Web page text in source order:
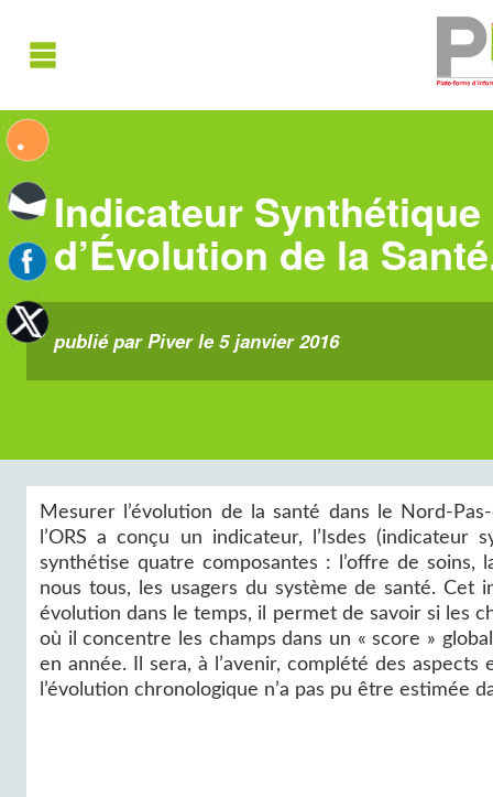
Indicateur
d’Évolution de la
publié par Piver le 5 janvier 2016
Mesurer l’évolution de la santé dans le Nord-
l’ORS a conçu un indicateur, l’Isdes
synthétise quatre composantes : l’offre de soins,
nous tous, les usagers du système de santé.
évolution dans le temps, il permet de savoir si les
où il concentre les champs dans un « score »
en année. Il sera, à l’avenir, complété des
l’évolution chronologique n’a pas pu être estimée